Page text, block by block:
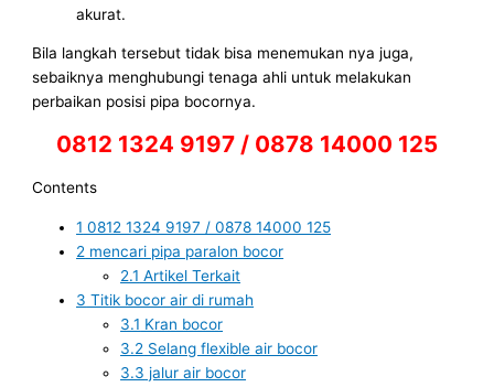
akurat.
Bila langkah tersebut tidak bisa menemukan nya juga,
sebaiknya menghubungi tenaga ahli untuk melakukan
perbaikan posisi pipa bocornya.
0812 1324 9197 / 0878 14000 125
Contents
1 0812 1324 9197 / 0878 14000 125
2 mencari pipa paralon bocor
2.1 Artikel Terkait
3 Titik bocor air di rumah
3.1 Kran bocor
3.2 Selang flexible air bocor
3.3 jalur air bocor